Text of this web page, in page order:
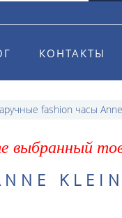
КОНТАКТЫ
fashion часы
выбранный
KLEIN